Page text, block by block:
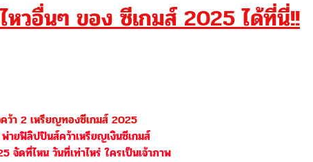
หวอื่นๆ ของ ซีเกมส์ 2025 ได้ที่นี่!!
ว้า 2 เหรียญทองซีเกมส์ 2025
ายฟิลิปปินส์คว้าเหรียญเงินซีเกมส์
จัดที่ไหน วันที่เท่าไหร่ ใครเป็นเจ้าภาพ